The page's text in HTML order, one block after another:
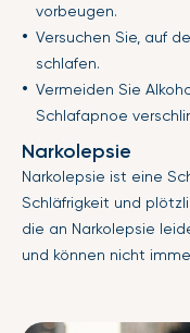
vorbeugen.
Versuchen Sie, auf
schlafen.
Vermeiden Sie
Schlafapnoe
Narkolepsie
Narkolepsie ist eine
Schläfrigkeit und
die an Narkolepsie
und können nicht